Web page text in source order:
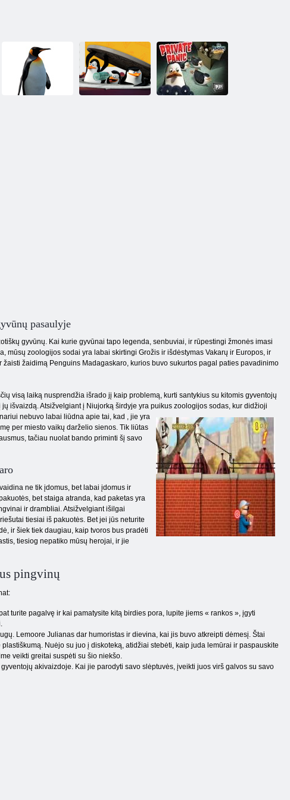
pasaulyje
gyvūnų. Kai kurie gyvūnai tapo legenda, senbuviai, ir rūpestingi žmonės imasi
zoologijos sodai yra labai skirtingi Grožis ir išdėstymas Vakarų ir Europos, ir
žaidimą Penguins Madagaskaro, kurios buvo sukurtos pagal paties pavadinimo
visą laiką nusprendžia išrado jį kaip problemą, kurti santykius su kitomis gyventojų
išvaizdą. Atsižvelgiant į Niujorką širdyje yra puikus zoologijos sodas, kur didžioji
nebuvo labai liūdna apie tai, kad , jie yra
per miesto vaikų darželio sienos. Tik liūtas
tačiau nuolat bando priminti šį savo
ne tik įdomus, bet labai įdomus ir
bet staiga atranda, kad paketas yra
ir drambliai. Atsižvelgiant išilgai
tiesiai iš pakuotės. Bet jei jūs neturite
ir šiek tiek daugiau, kaip tvoros bus pradėti
tiesiog nepatiko mūsų herojai, ir jie
pingvinų
turite pagalvę ir kai pamatysite kitą birdies pora, lupite jiems « rankos », įgyti
Lemoore Julianas dar humoristas ir dievina, kai jis buvo atkreipti dėmesį. Štai
Nuėjo su juo į diskoteką, atidžiai stebėti, kaip juda lemūrai ir paspauskite
veikti greitai suspėti su šio niekšo.
akivaizdoje. Kai jie parodyti savo slėptuvės, įveikti juos virš galvos su savo